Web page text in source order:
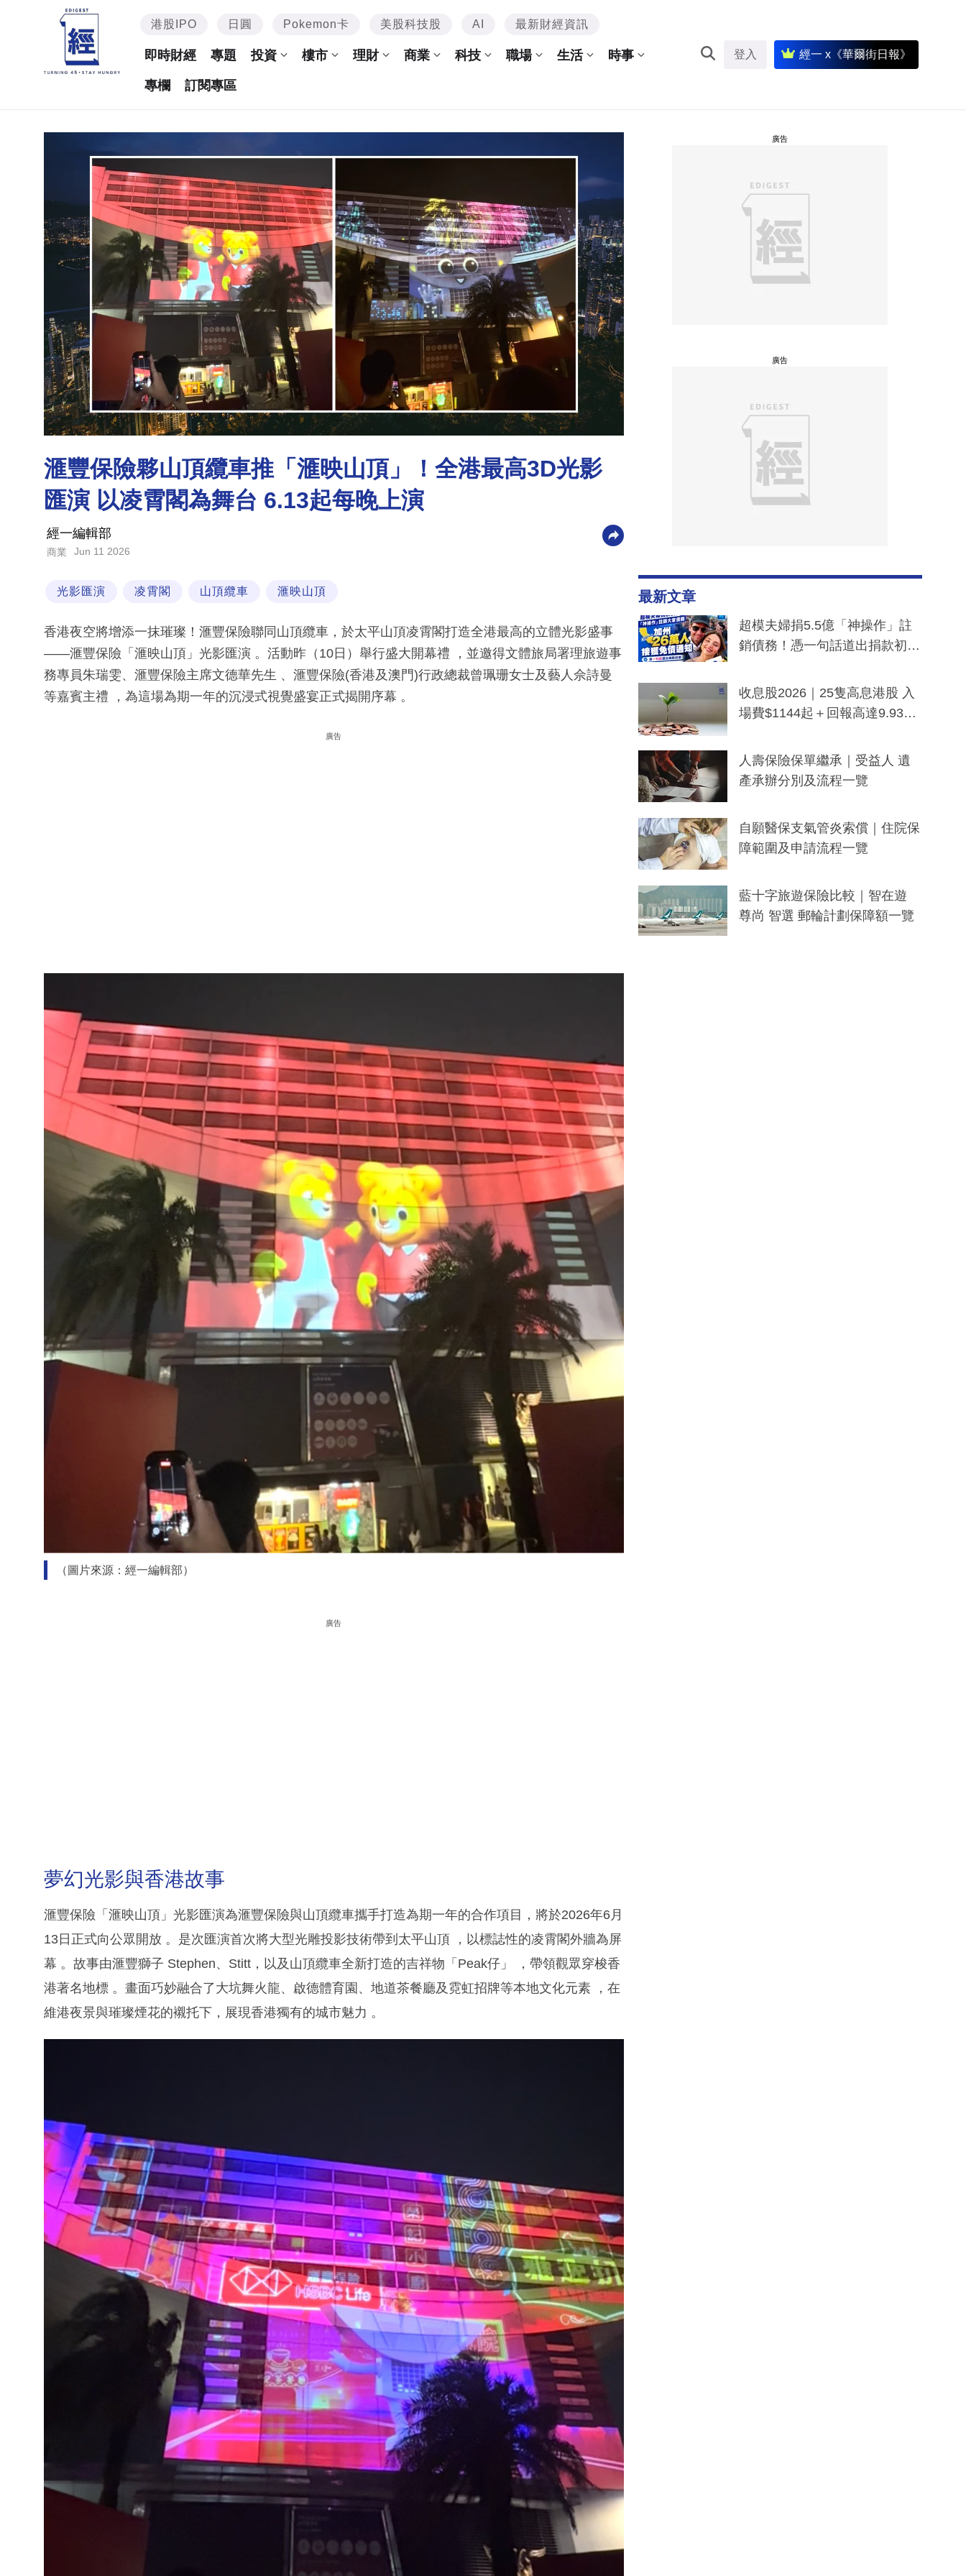
港股IPO 日圓 Pokemon卡 美股科技股 AI 最新財經資訊
即時財經 專題 投資 樓市 理財 商業 科技 職場 生活 時事
專欄 訂閱專區
登入 經一 x《華爾街日報》
滙豐保險夥山頂纜車推「滙映山頂」！全港最高3D光影
匯演 以凌霄閣為舞台 6.13起每晚上演
經一編輯部
商業 Jun 11 2026
光影匯演 凌霄閣 山頂纜車 滙映山頂
香港夜空將增添一抹璀璨！滙豐保險聯同山頂纜車，於太平山頂凌霄閣打造全港最高的立體光影盛事
——滙豐保險「滙映山頂」光影匯演 。活動昨（10日）舉行盛大開幕禮 ，並邀得文體旅局署理旅遊事
務專員朱瑞雯、滙豐保險主席文德華先生 、滙豐保險(香港及澳門)行政總裁曾珮珊女士及藝人佘詩曼
等嘉賓主禮 ，為這場為期一年的沉浸式視覺盛宴正式揭開序幕 。
廣告
（圖片來源：經一編輯部）
廣告
夢幻光影與香港故事
滙豐保險「滙映山頂」光影匯演為滙豐保險與山頂纜車攜手打造為期一年的合作項目，將於2026年6月
13日正式向公眾開放 。是次匯演首次將大型光雕投影技術帶到太平山頂 ，以標誌性的凌霄閣外牆為屏
幕 。故事由滙豐獅子 Stephen、Stitt，以及山頂纜車全新打造的吉祥物「Peak仔」 ，帶領觀眾穿梭香
港著名地標 。畫面巧妙融合了大坑舞火龍、啟德體育園、地道茶餐廳及霓虹招牌等本地文化元素 ，在
維港夜景與璀璨煙花的襯托下，展現香港獨有的城市魅力 。
廣告
廣告
最新文章
超模夫婦捐5.5億「神操作」註
銷債務！憑一句話道出捐款初
一度被誤當詐騙手段
收息股2026｜25隻高息港股 入
場費$1144起＋回報高達9.93
人壽保險保單繼承｜受益人 遺
產承辦分別及流程一覽
自願醫保支氣管炎索償｜住院保
障範圍及申請流程一覽
藍十字旅遊保險比較｜智在遊
尊尚 智選 郵輪計劃保障額一覽